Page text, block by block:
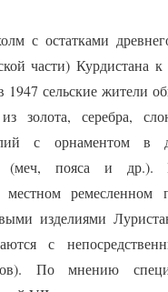
остатками древнего
части) Курдистана
1947 сельские жители
золота, серебра,
с орнаментом в
(меч, пояса и др.).
местном ремесленном
изделиями
с
По мнению